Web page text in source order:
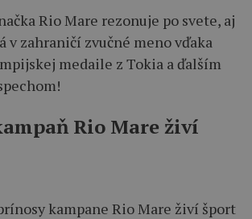
Rio Mare rezonuje po svete, aj
v zahraničí zvučné meno vďaka
medaile z Tokia a ďalším
Rio Mare živí
kampane Rio Mare živí šport